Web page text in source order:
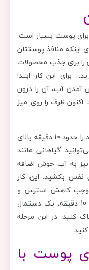
برای پوست بسیار است.
اینکه منافذ پوستتان
را برای جذب محصولات
برای این کار ابتدا
آمدن آب، آن را درون
اکنون ظرف را روی میز
یک پتو روی سر خود بکشید و صورت خود را حدود 10 دقیقه بالای
گیاهانی مانند
به آب جوش اضافه
نفس بکشید. این کار
موجب کاهش استرس و
اضطراب نیز می‌شود. بعد از سپری شدن 10 دقیقه، یک دستمال
کنید. در این مرحله
پوست با